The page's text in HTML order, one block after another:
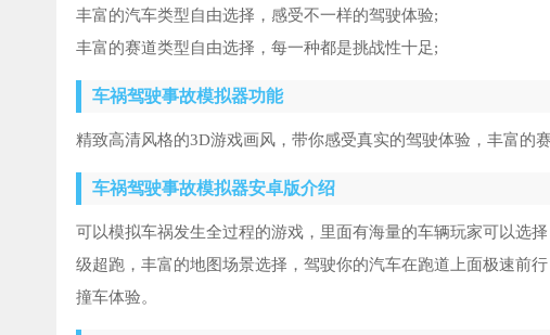
丰富的汽车类型自由选择，感受不一样的驾驶体验;
丰富的赛道类型自由选择，每一种都是挑战性十足;
车祸驾驶事故模拟器功能
精致高清风格的3D游戏画风，带你感受真实的驾驶体验，丰富的
车祸驾驶事故模拟器安卓版介绍
可以模拟车祸发生全过程的游戏，里面有海量的车辆玩家可以选
级超跑，丰富的地图场景选择，驾驶你的汽车在跑道上面极速前
撞车体验。